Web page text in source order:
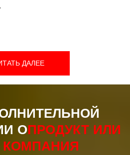
ДАЛЕЕ
ОПРОДУКТ ИЛИ